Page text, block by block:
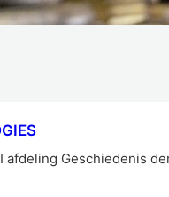
Geschiedenis